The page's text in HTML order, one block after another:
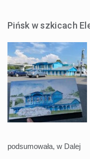
Pińsk w szkicach
podsumowała, w Dalej